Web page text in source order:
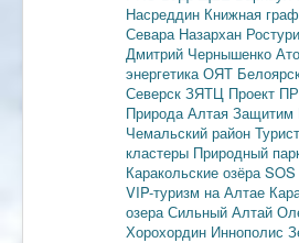
Насреддин Книжная
Севара Назархан
Дмитрий Чернышенко
энергетикаОЯТ
Северск ЗЯТЦ Проект
Природа Алтая Защитим
Чемальский район
кластеры Природный
Каракольские озёра
VIP-туризм на Алтае
озераСильный Алтай
Хорохордин Иннополис